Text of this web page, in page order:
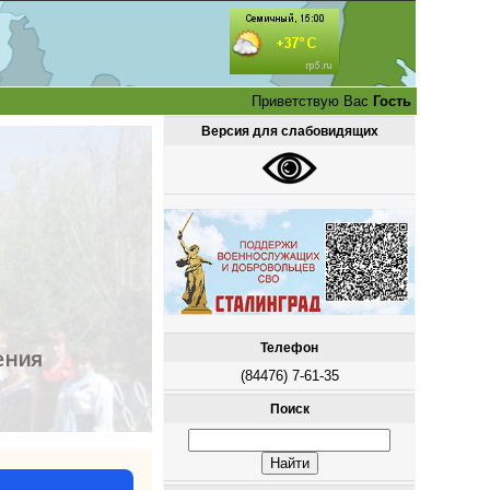
Приветствую Вас Гость
Версия для слабовидящих
Телефон
(84476) 7-61-35
Поиск